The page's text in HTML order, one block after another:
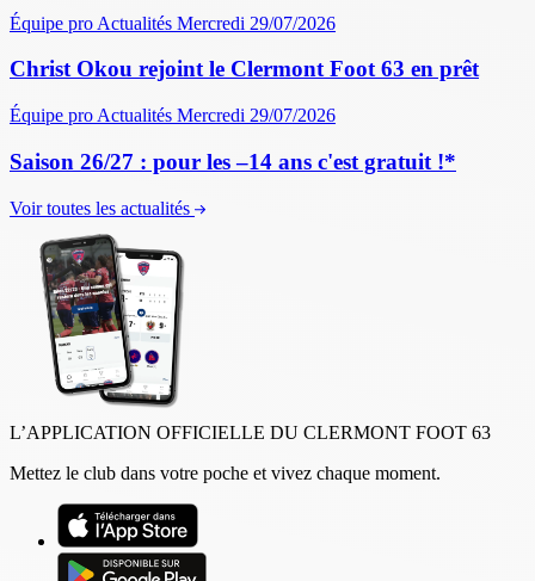
Équipe pro Actualités Mercredi 29/07/2026
Christ Okou rejoint le Clermont Foot 63 en prêt
Équipe pro Actualités Mercredi 29/07/2026
Saison 26/27 : pour les –14 ans c'est gratuit !*
Voir toutes les actualités
L’APPLICATION OFFICIELLE DU CLERMONT FOOT 63
Mettez le club dans votre poche et vivez chaque moment.